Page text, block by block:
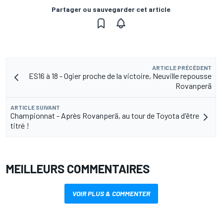
Partager ou sauvegarder cet article
ARTICLE PRÉCÉDENT
ES16 à 18 - Ogier proche de la victoire, Neuville repousse
Rovanperä
ARTICLE SUIVANT
Championnat - Après Rovanperä, au tour de Toyota d'être
titré !
MEILLEURS COMMENTAIRES
VOIR PLUS & COMMENTER